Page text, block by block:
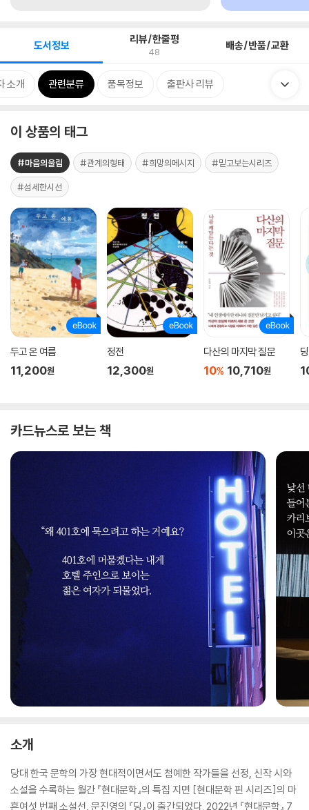
도서정보 리뷰/한줄평
48 배송/반품/교환
소개 관련분류 품목정보 출판사 리뷰
이 상품의 태그
#마음의울림 #관계의형태 #희망의메시지 #믿고보는시리즈
#섬세한시선
두고 온 여름
11,200원
정전
12,300원
다산의 마지막 질문
10% 10,710원
딩
카드뉴스로 보는 책
소개
당대 한국 문학의 가장 현대적이면서도 첨예한 작가들을 선정, 신작 시와
소설을 수록하는 월간 『현대문학』의 특집 지면 [현대문학 핀 시리즈]의 마
흔여섯 번째 소설선, 문진영의 『딩』이 출간되었다. 2022년 『현대문학』 7